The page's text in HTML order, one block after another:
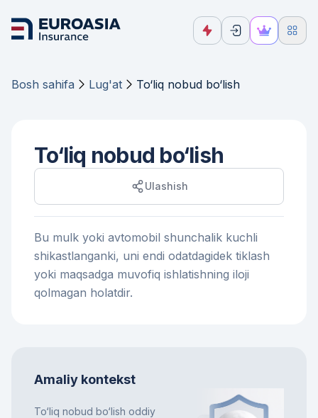
Bosh sahifa Lug'at To‘liq nobud bo‘lish
To‘liq nobud bo‘lish
Ulashish
Bu mulk yoki avtomobil shunchalik kuchli
shikastlanganki, uni endi odatdagidek tiklash
yoki maqsadga muvofiq ishlatishning iloji
qolmagan holatdir.
Amaliy kontekst
To‘liq nobud bo‘lish oddiy